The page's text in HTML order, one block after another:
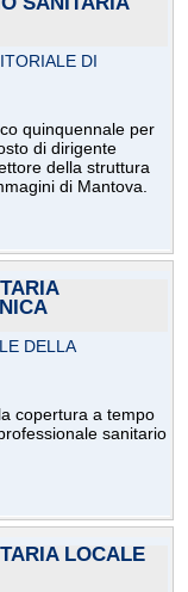
DI
quinquennale per
di dirigente
della struttura
di Mantova.
DELLA
copertura a tempo
sanitario
LOCALE